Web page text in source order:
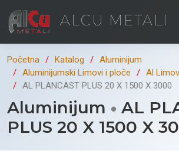
ALCU METALI
Početna Katalog
Aluminijum
Aluminijumski Limovi i ploče
Al
AL PLANCAST PLUS 20 X 1500 X 3000
Aluminijum
AL
PLUS 20 X 1500 X